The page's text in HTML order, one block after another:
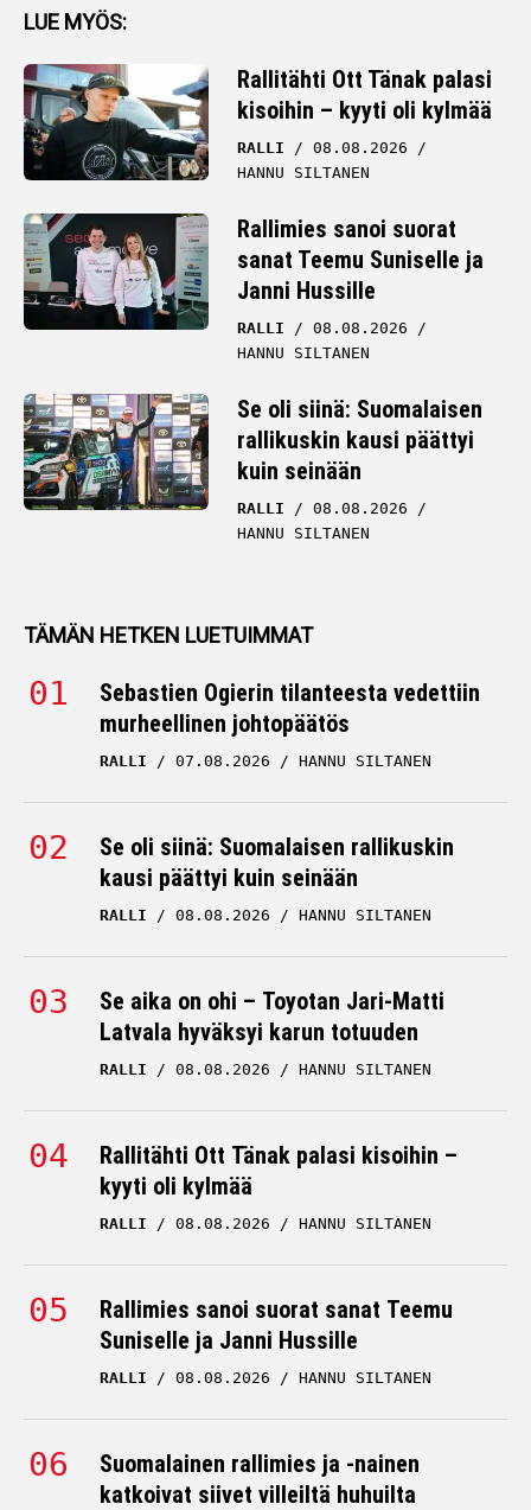
LUE MYÖS:
Rallitähti Ott Tänak palasi
kisoihin – kyyti oli kylmää
RALLI
08.08.2026
HANNU SILTANEN
Rallimies sanoi suorat
sanat Teemu Suniselle ja
Janni Hussille
RALLI
08.08.2026
HANNU SILTANEN
Se oli siinä: Suomalaisen
rallikuskin kausi päättyi
kuin seinään
RALLI
08.08.2026
HANNU SILTANEN
TÄMÄN HETKEN LUETUIMMAT
Sebastien Ogierin tilanteesta vedettiin
murheellinen johtopäätös
RALLI 07.08.2026 HANNU SILTANEN
Se oli siinä: Suomalaisen rallikuskin
kausi päättyi kuin seinään
RALLI 08.08.2026 HANNU SILTANEN
Se aika on ohi – Toyotan Jari-Matti
Latvala hyväksyi karun totuuden
RALLI 08.08.2026 HANNU SILTANEN
Rallitähti Ott Tänak palasi kisoihin –
kyyti oli kylmää
RALLI 08.08.2026 HANNU SILTANEN
Rallimies sanoi suorat sanat Teemu
Suniselle ja Janni Hussille
RALLI 08.08.2026 HANNU SILTANEN
Suomalainen rallimies ja -nainen
katkoivat siivet villeiltä huhuilta